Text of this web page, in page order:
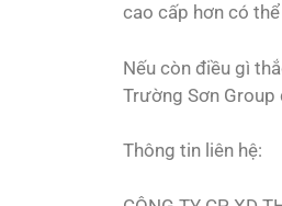
cao cấp hơn có
Nếu còn điều gì
Trường Sơn
Thông tin liên hệ: